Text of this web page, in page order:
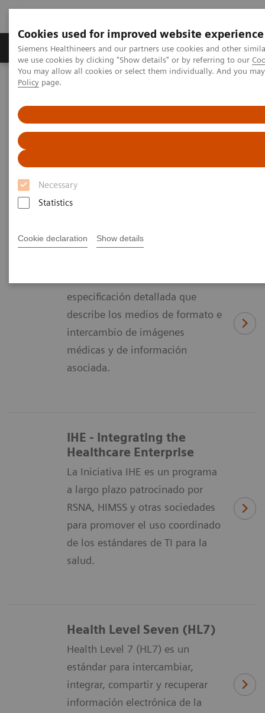
Cookies used for improved website experience
Siemens Healthineers and our partners use cookies and other
we use cookies by clicking "Show details" or by referring to our
You may allow all cookies or select them individually. And you
Policy page.
Necessary
Statistics
Cookie declaration Show details
Productos y servicios Especialidades Clínicas
Siemens Healthineers Latinoamérica
Estándares de IT
especificación detallada que
describe los medios de formato e
intercambio de imágenes
médicas y de información
asociada.
IHE - Integrating the
Healthcare Enterprise
La Iniciativa IHE es un programa
a largo plazo patrocinado por
RSNA, HIMSS y otras sociedades
para promover el uso coordinado
de los estándares de TI para la
salud.
Health Level Seven (HL7)
Health Level 7 (HL7) es un
estándar para intercambiar,
integrar, compartir y recuperar
información electrónica de la